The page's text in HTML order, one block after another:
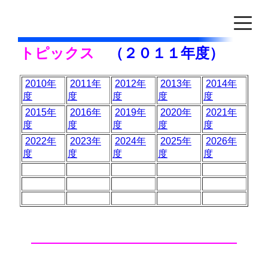
トピックス （２０１１年度）
2010年
度
2011年
度
2012年
度
2013年
度
2014年
度
2015年
度
2016年
度
2019年
度
2020年
度
2021年
度
2022年
度
2023年
度
2024年
度
2025年
度
2026年
度